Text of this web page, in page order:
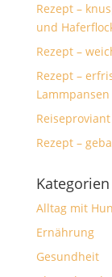
Rezept –
und
Rezept –
Rezept –
Lammpansen
Rezept –
Kategorien
Alltag mit
Ernährung
Gesundheit